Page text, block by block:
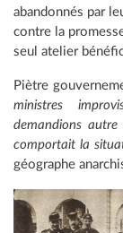
abandonnés par
contre la
seul atelier
Piètre
ministres
demandions
comportait la
géographe